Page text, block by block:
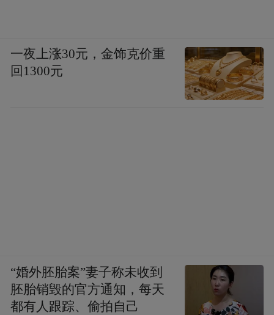
一夜上涨30元，金饰克价重
回1300元
“婚外胚胎案”妻子称未收到
胚胎销毁的官方通知，每天
都有人跟踪、偷拍自己